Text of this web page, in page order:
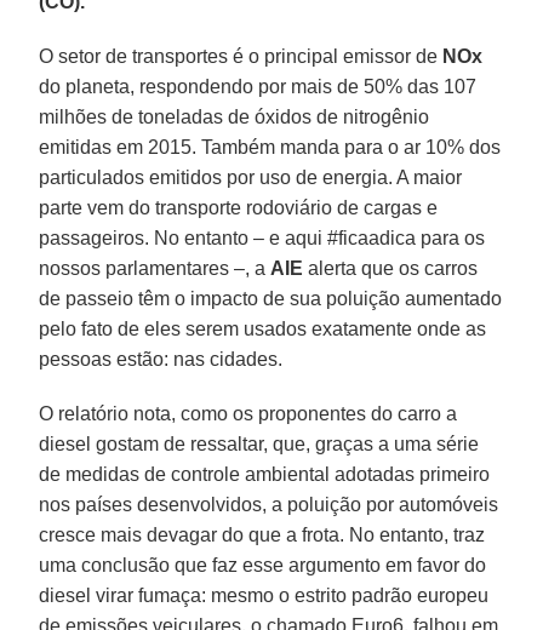
O setor de transportes é o principal emissor de NOx
do planeta, respondendo por mais de 50% das 107
milhões de toneladas de óxidos de nitrogênio
emitidas em 2015. Também manda para o ar 10% dos
particulados emitidos por uso de energia. A maior
parte vem do transporte rodoviário de cargas e
passageiros. No entanto – e aqui #ficaadica para os
nossos parlamentares –, a AIE alerta que os carros
de passeio têm o impacto de sua poluição aumentado
pelo fato de eles serem usados exatamente onde as
pessoas estão: nas cidades.
O relatório nota, como os proponentes do carro a
diesel gostam de ressaltar, que, graças a uma série
de medidas de controle ambiental adotadas primeiro
nos países desenvolvidos, a poluição por automóveis
cresce mais devagar do que a frota. No entanto, traz
uma conclusão que faz esse argumento em favor do
diesel virar fumaça: mesmo o estrito padrão europeu
de emissões veiculares, o chamado Euro6, falhou em